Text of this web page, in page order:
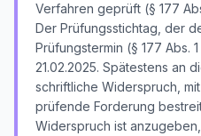
Verfahren geprüft (§ 177
Der Prüfungsstichtag, der
Prüfungstermin (§ 177 Abs.
21.02.2025. Spätestens an
schriftliche Widerspruch,
prüfende Forderung
Widerspruch ist